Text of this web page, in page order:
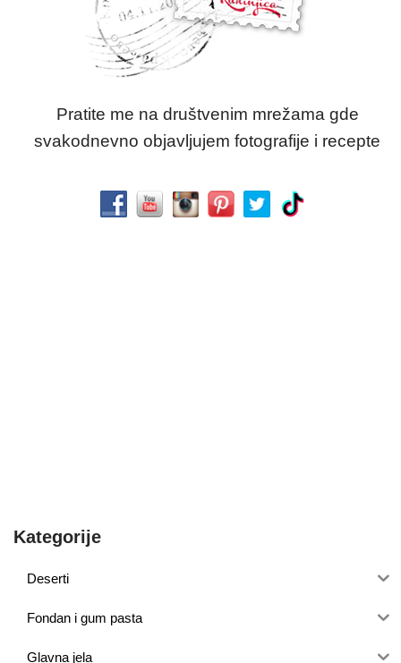
Pratite me na društvenim mrežama gde
svakodnevno objavljujem fotografije i recepte
Kategorije
Deserti
Fondan i gum pasta
Glavna jela